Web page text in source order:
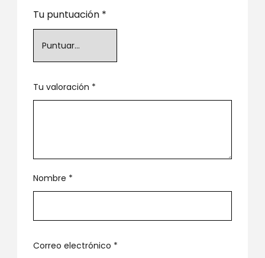
Tu puntuación *
Tu valoración *
Nombre *
Correo electrónico *